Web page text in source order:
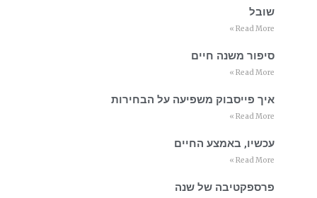
שובל
Read More »
סיפור משנה חיים
Read More »
איך פייסבוק משפיעה על הבחירות
Read More »
עכשיו, באמצע החיים
Read More »
פרספקטיבה של שנה